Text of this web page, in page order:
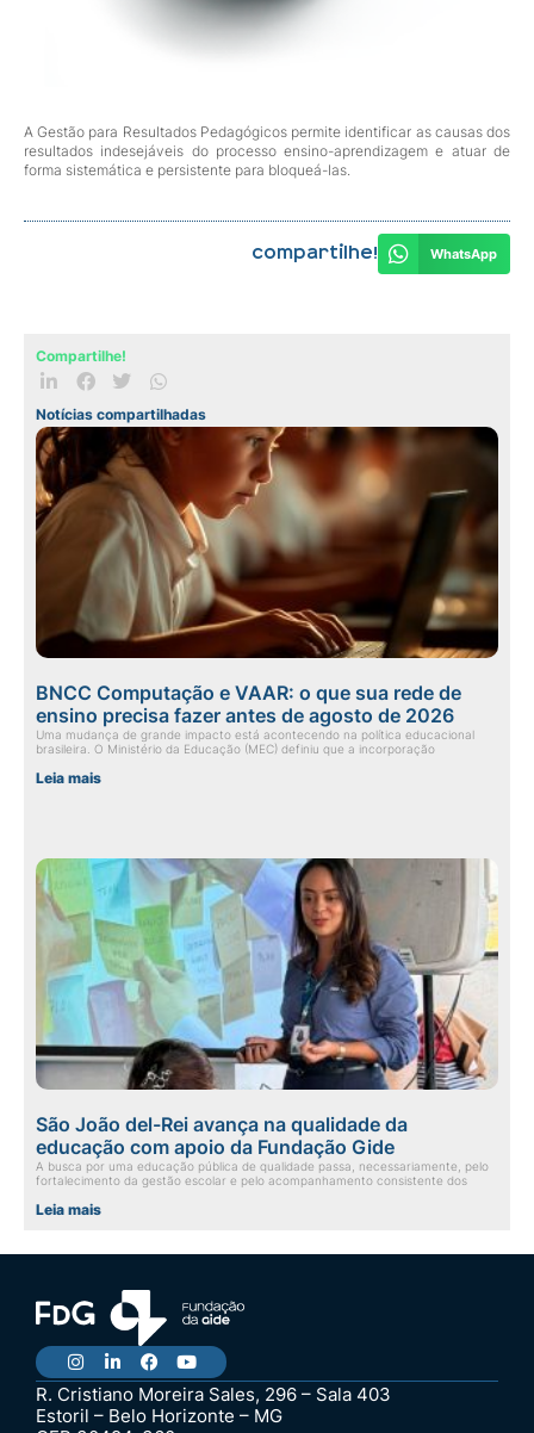
A Gestão para Resultados Pedagógicos permite identificar as causas dos
resultados indesejáveis do processo ensino-aprendizagem e atuar de
forma sistemática e persistente para bloqueá-las.
Compartilhe! WhatsApp
Compartilhe!
Notícias compartilhadas
BNCC Computação e VAAR: o que sua rede de
ensino precisa fazer antes de agosto de 2026
Uma mudança de grande impacto está acontecendo na política educacional
brasileira. O Ministério da Educação (MEC) definiu que a incorporação
Leia mais
São João del-Rei avança na qualidade da
educação com apoio da Fundação Gide
A busca por uma educação pública de qualidade passa, necessariamente, pelo
fortalecimento da gestão escolar e pelo acompanhamento consistente dos
Leia mais
R. Cristiano Moreira Sales, 296 – Sala 403
Estoril – Belo Horizonte – MG